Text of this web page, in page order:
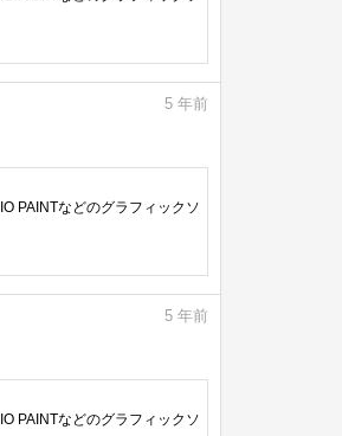
5 年前
PAINTなどのグラフィックソ
5 年前
PAINTなどのグラフィックソ